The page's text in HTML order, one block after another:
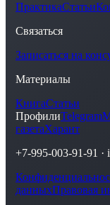
ПрактикаСтатьи
Связаться
Записаться на
Материалы
КнигаСтатьи
ПрофилиTelegram
газетаХарант
+7-995-003-91-91 ·
данныхПравовая